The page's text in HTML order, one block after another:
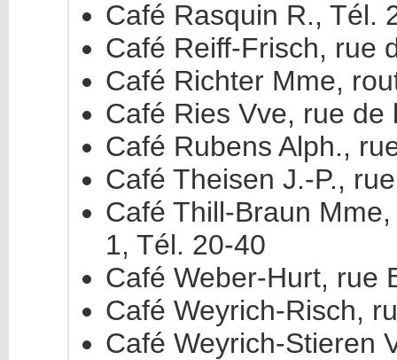
Café Rasquin R., Tél.
Café Reiff-Frisch, rue
Café Richter Mme,
Café Ries Vve, rue de
Café Rubens Alph.,
Café Theisen J.-P.,
Café Thill-Braun
1, Tél. 20-40
Café Weber-Hurt, rue
Café Weyrich-Risch,
Café Weyrich-Stieren